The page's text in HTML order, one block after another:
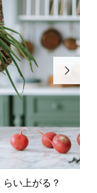
い上がる？
